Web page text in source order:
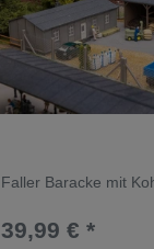
Faller Baracke mit
39,99 € *